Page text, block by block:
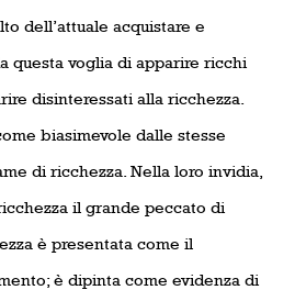
dell’attuale acquistare e
questa voglia di apparire ricchi
disinteressati alla ricchezza.
biasimevole dalle stesse
di ricchezza. Nella loro invidia,
il grande peccato di
è presentata come il
è dipinta come evidenza di